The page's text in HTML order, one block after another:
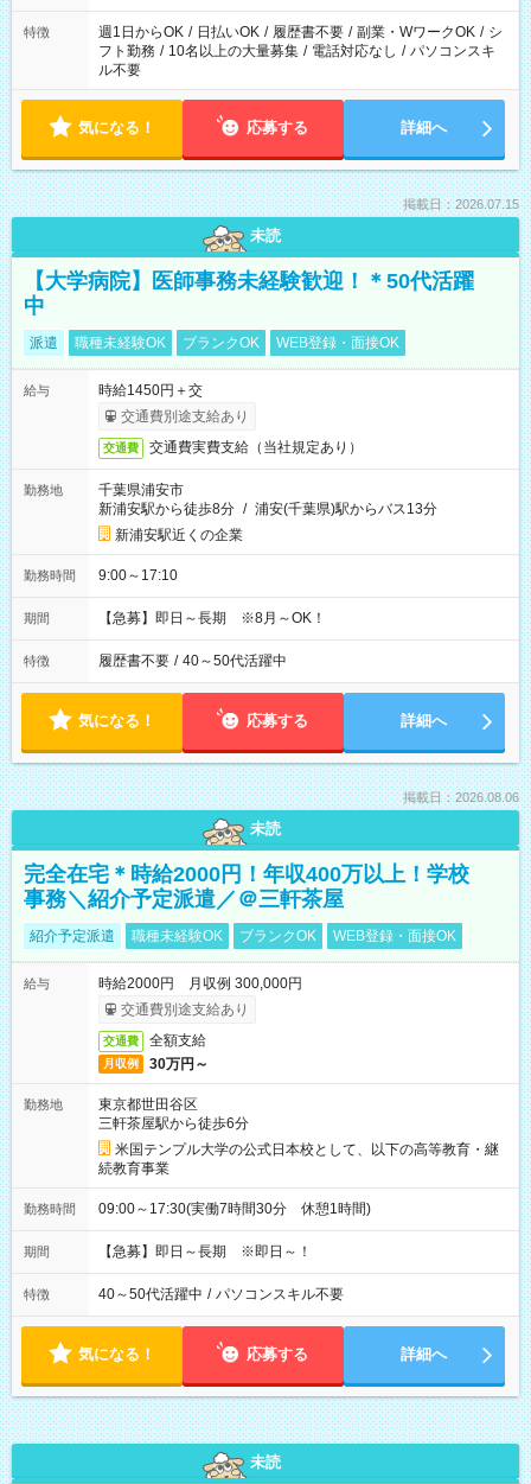
ください！
特徴 週1日からOK / 日払いOK / 履歴書不要 / 副業・WワークOK / シ
フト勤務 / 10名以上の大量募集 / 電話対応なし / パソコンスキ
ル不要
気になる！ 応募する 詳細へ
掲載日：2026.07.15
未読
【大学病院】医師事務未経験歓迎！＊50代活躍
中
派遣 職種未経験OK ブランクOK WEB登録・面接OK
給与
時給1450円＋交
交通費別途支給あり
交通費 交通費実費支給（当社規定あり）
勤務地
千葉県浦安市
新浦安駅から徒歩8分 / 浦安(千葉県)駅からバス13分
新浦安駅近くの企業
勤務時間 9:00～17:10
期間 【急募】即日～長期 ※8月～OK！
特徴 履歴書不要 / 40～50代活躍中
気になる！ 応募する 詳細へ
掲載日：2026.08.06
未読
完全在宅＊時給2000円！年収400万以上！学校
事務＼紹介予定派遣／＠三軒茶屋
紹介予定派遣 職種未経験OK ブランクOK WEB登録・面接OK
給与
時給2000円 月収例 300,000円
交通費別途支給あり
交通費 全額支給
月収例 30万円～
勤務地
東京都世田谷区
三軒茶屋駅から徒歩6分
米国テンプル大学の公式日本校として、以下の高等教育・継
続教育事業
勤務時間 09:00～17:30(実働7時間30分 休憩1時間)
期間 【急募】即日～長期 ※即日～！
特徴 40～50代活躍中 / パソコンスキル不要
気になる！ 応募する 詳細へ
未読